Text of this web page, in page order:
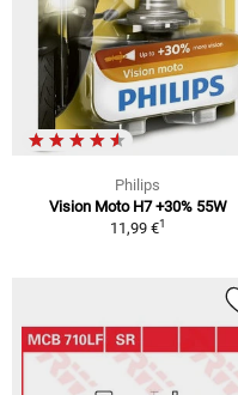
Philips
Vision Moto H7 +30% 55W
11,99 €1